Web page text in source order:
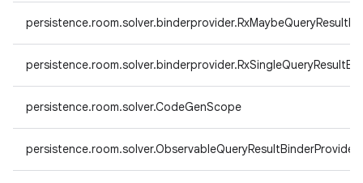
persistence.room.solver.CodeGenScope
persistence.room.solver.ObservableQueryResultBinderProvider